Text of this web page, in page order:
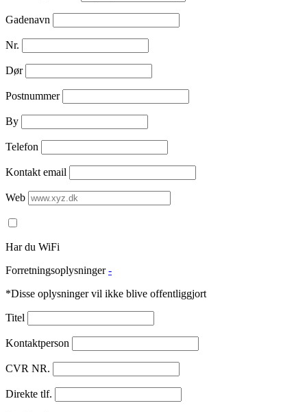
Gadenavn
Nr.
Dør
Postnummer
By
Telefon
Kontakt email
Web
Har du WiFi
Forretningsoplysninger -
*Disse oplysninger vil ikke blive offentliggjort
Titel
Kontaktperson
CVR NR.
Direkte tlf.